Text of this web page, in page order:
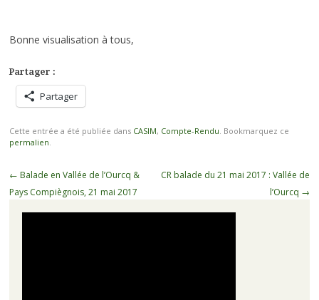
Bonne visualisation à tous,
Partager :
Partager
Cette entrée a été publiée dans CASIM, Compte-Rendu . Bookmarquez ce
permalien
Navigation
des
← Balade en Vallée de l’Ourcq &
Pays Compiègnois, 21 mai 2017
CR balade du 21 mai 2017 : Vallée de
l’Ourcq →